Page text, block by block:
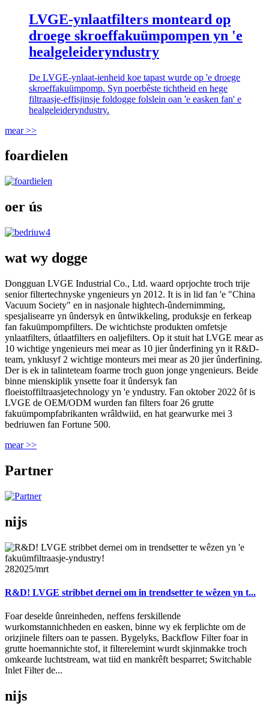
LVGE-ynlaatfilters monteard op
droege skroeffakuümpompen yn 'e
healgeleideryndustry
De LVGE-ynlaat-ienheid koe tapast wurde op 'e droege
skroeffakuümpomp. Syn poerbêste tichtheid en hege
filtraasje-effisjinsje foldogge folslein oan 'e easken fan' e
healgeleideryndustry.
mear >>
foardielen
oer ús
wat wy dogge
Dongguan LVGE Industrial Co., Ltd. waard oprjochte troch trije
senior filtertechnyske yngenieurs yn 2012. It is in lid fan 'e "China
Vacuum Society" en in nasjonale hightech-ûndernimming,
spesjalisearre yn ûndersyk en ûntwikkeling, produksje en ferkeap
fan fakuümpompfilters. De wichtichste produkten omfetsje
ynlaatfilters, útlaatfilters en oaljefilters. Op it stuit hat LVGE mear as
10 wichtige yngenieurs mei mear as 10 jier ûnderfining yn it R&D-
team, ynklusyf 2 wichtige monteurs mei mear as 20 jier ûnderfining.
Der is ek in talinteteam foarme troch guon jonge yngenieurs. Beide
binne mienskiplik ynsette foar it ûndersyk fan
floeistoffiltraasjetechnology yn 'e yndustry. Fan oktober 2022 ôf is
LVGE de OEM/ODM wurden fan filters foar 26 grutte
fakuümpompfabrikanten wrâldwiid, en hat gearwurke mei 3
bedriuwen fan Fortune 500.
mear >>
Partner
nijs
282025/mrt
R&D! LVGE stribbet dernei om in trendsetter te wêzen yn t...
Foar deselde ûnreinheden, neffens ferskillende
wurkomstannichheden en easken, binne wy ​​ek ferplichte om de
orizjinele filters oan te passen. Bygelyks, Backflow Filter foar in
grutte hoemannichte stof, it filterelemint wurdt skjinmakke troch
omkearde luchtstream, wat tiid en mankrêft besparret; Switchable
Inlet Filter de...
nijs